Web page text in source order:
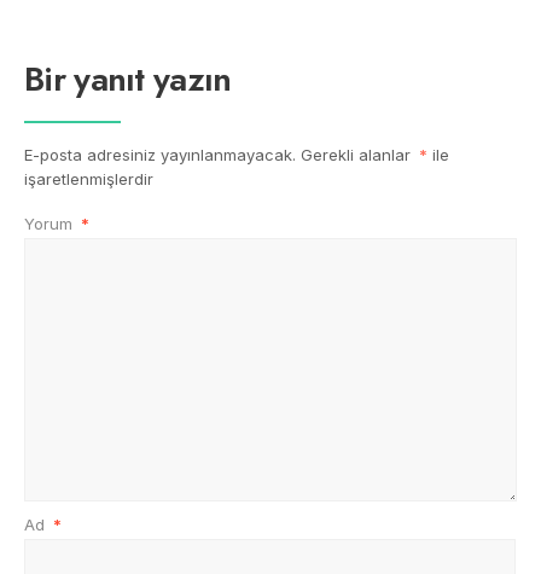
Bir yanıt yazın
E-posta adresiniz yayınlanmayacak. Gerekli alanlar * ile
işaretlenmişlerdir
Yorum *
Ad *